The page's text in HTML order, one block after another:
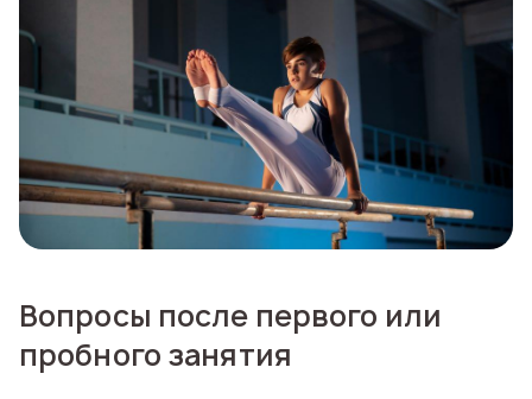
Вопросы после первого или
пробного занятия